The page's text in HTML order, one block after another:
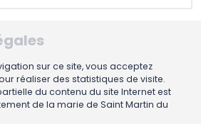
sur ce site, vous acceptez
réaliser des statistiques de visite.
du contenu du site Internet est
de la marie de Saint Martin du